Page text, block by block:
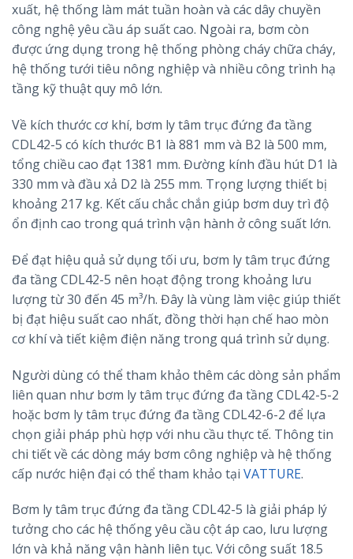
xuất, hệ thống làm mát tuần hoàn và các dây chuyền
công nghệ yêu cầu áp suất cao. Ngoài ra, bơm còn
được ứng dụng trong hệ thống phòng cháy chữa cháy,
hệ thống tưới tiêu nông nghiệp và nhiều công trình hạ
tầng kỹ thuật quy mô lớn.
Về kích thước cơ khí, bơm ly tâm trục đứng đa tầng
CDL42-5 có kích thước B1 là 881 mm và B2 là 500 mm,
tổng chiều cao đạt 1381 mm. Đường kính đầu hút D1 là
330 mm và đầu xả D2 là 255 mm. Trọng lượng thiết bị
khoảng 217 kg. Kết cấu chắc chắn giúp bơm duy trì độ
ổn định cao trong quá trình vận hành ở công suất lớn.
Để đạt hiệu quả sử dụng tối ưu, bơm ly tâm trục đứng
đa tầng CDL42-5 nên hoạt động trong khoảng lưu
lượng từ 30 đến 45 m³/h. Đây là vùng làm việc giúp thiết
bị đạt hiệu suất cao nhất, đồng thời hạn chế hao mòn
cơ khí và tiết kiệm điện năng trong quá trình sử dụng.
Người dùng có thể tham khảo thêm các dòng sản phẩm
liên quan như bơm ly tâm trục đứng đa tầng CDL42-5-2
hoặc bơm ly tâm trục đứng đa tầng CDL42-6-2 để lựa
chọn giải pháp phù hợp với nhu cầu thực tế. Thông tin
chi tiết về các dòng máy bơm công nghiệp và hệ thống
cấp nước hiện đại có thể tham khảo tại VATTURE.
Bơm ly tâm trục đứng đa tầng CDL42-5 là giải pháp lý
tưởng cho các hệ thống yêu cầu cột áp cao, lưu lượng
lớn và khả năng vận hành liên tục. Với công suất 18.5